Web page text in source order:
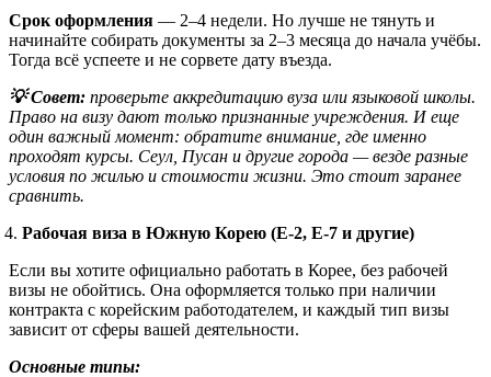
Срок оформления — 2–4 недели. Но лучше не тянуть и
начинайте собирать документы за 2–3 месяца до начала учёбы.
Тогда всё успеете и не сорвете дату въезда.
💡 Совет: проверьте аккредитацию вуза или языковой школы.
Право на визу дают только признанные учреждения. И еще
один важный момент: обратите внимание, где именно
проходят курсы. Сеул, Пусан и другие города — везде разные
условия по жилью и стоимости жизни. Это стоит заранее
сравнить.
Рабочая виза в Южную Корею (E-2, E-7 и другие)
Если вы хотите официально работать в Корее, без рабочей
визы не обойтись. Она оформляется только при наличии
контракта с корейским работодателем, и каждый тип визы
зависит от сферы вашей деятельности.
Основные типы: